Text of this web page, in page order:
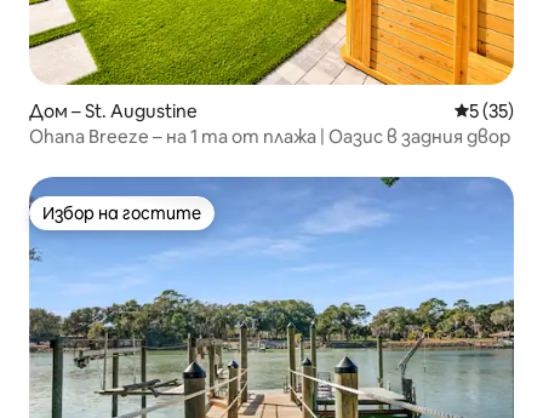
Дом – St. Augustine Средна
5 (35)
Ohana Breeze – на 1 та от плажа | Оазис в задния двор
Избор на гостите
Избор на гостите